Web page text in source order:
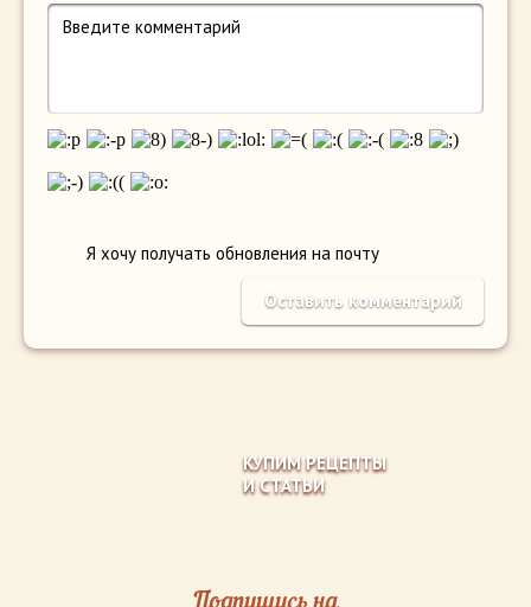
Я хочу получать обновления на почту
КУПИМ РЕЦЕПТЫ
И СТАТЬИ